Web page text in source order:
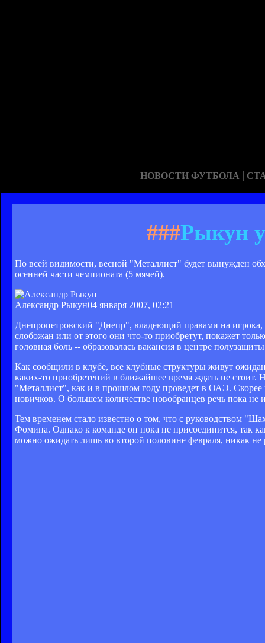
НОВОСТИ ФУТБОЛА |
###Рыкун
По всей видимости, весной "Металлист" будет вынужден
осенней части чемпионата (5 мячей).
Александр Рыкун04 января 2007, 02:21
Днепропетровский "Днепр", владеющий правами на игрока,
слобожан или от этого они что-то приобретут, покажет
головная боль -- образовалась вакансия в центре
Как сообщили в клубе, все клубные структуры живут
каких-то приобретений в ближайшее время ждать не стоит.
"Металлист", как и в прошлом году проведет в ОАЭ. Скорее
новичков. О большем количестве новобранцев речь пока не
Тем временем стало известно о том, что с руководством
Фомина. Однако к команде он пока не присоединится, так
можно ожидать лишь во второй половине февраля, никак не